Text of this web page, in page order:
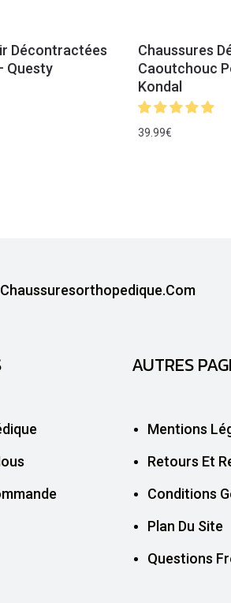
Décontractées
Questy
Chaussures
Caoutchouc
Kondal
39.99€
AUTRES
Mentions
Retours Et
Conditions
Plan Du Site
Questions